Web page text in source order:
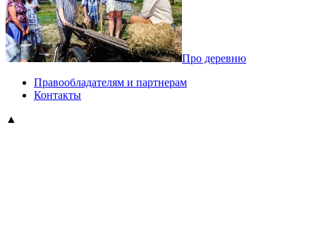
Про деревню
Правообладателям и партнерам
Контакты
▲